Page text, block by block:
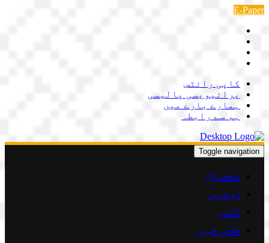
Skip
content
E-Paper
کاپی رائٹس
پرائیویسی پالیسی
ہمارے بارے میں
ہم سے رابطہ
Toggle navigation
صفحہ اوّل
اہم خبریں
کشمیر
مقامی خبریں